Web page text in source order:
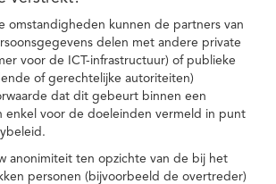
omstandigheden kunnen de partners van
delen met andere private
voor de ICT-infrastructuur) of publieke
of gerechtelijke autoriteiten)
dat dit gebeurt binnen een
enkel voor de doeleinden vermeld in punt
anonimiteit ten opzichte van de bij het
personen (bijvoorbeeld de overtreder)